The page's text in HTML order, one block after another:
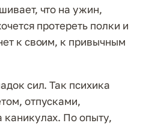
что на ужин,
протереть полки и
к своим, к привычным
сил. Так психика
отпусками,
каникулах. По опыту,